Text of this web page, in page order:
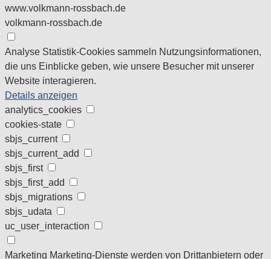
www.volkmann-rossbach.de
volkmann-rossbach.de
Analyse Statistik-Cookies sammeln Nutzungsinformationen,
die uns Einblicke geben, wie unsere Besucher mit unserer
Website interagieren.
Details anzeigen
analytics_cookies
cookies-state
sbjs_current
sbjs_current_add
sbjs_first
sbjs_first_add
sbjs_migrations
sbjs_udata
uc_user_interaction
Marketing Marketing-Dienste werden von Drittanbietern oder